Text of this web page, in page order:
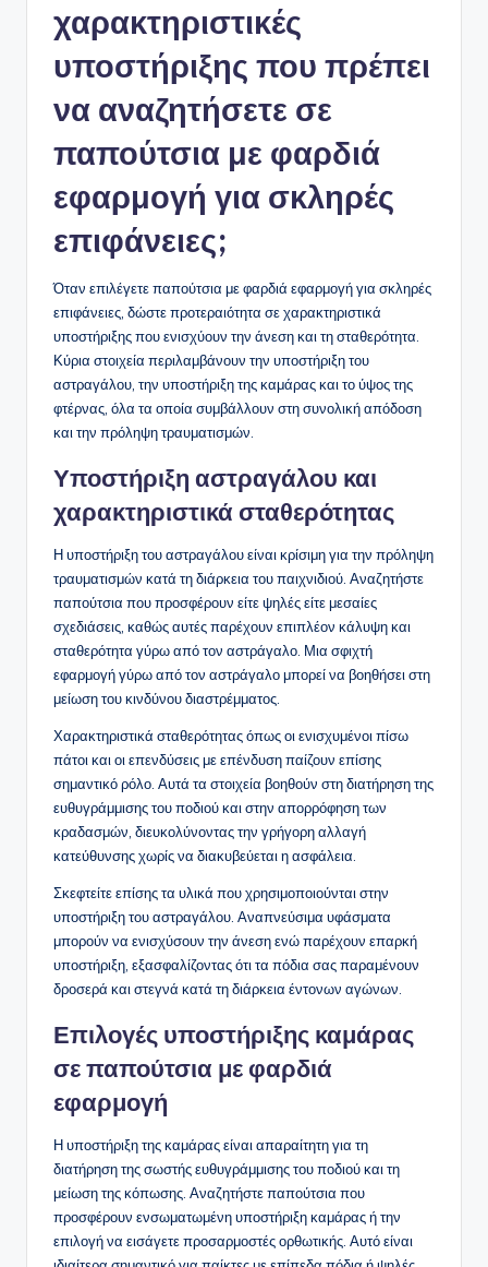
χαρακτηριστικές
υποστήριξης που πρέπει
να αναζητήσετε σε
παπούτσια με φαρδιά
εφαρμογή για σκληρές
επιφάνειες;
Όταν επιλέγετε παπούτσια με φαρδιά εφαρμογή για σκληρές
επιφάνειες, δώστε προτεραιότητα σε χαρακτηριστικά
υποστήριξης που ενισχύουν την άνεση και τη σταθερότητα.
Κύρια στοιχεία περιλαμβάνουν την υποστήριξη του
αστραγάλου, την υποστήριξη της καμάρας και το ύψος της
φτέρνας, όλα τα οποία συμβάλλουν στη συνολική απόδοση
και την πρόληψη τραυματισμών.
Υποστήριξη αστραγάλου και
χαρακτηριστικά σταθερότητας
Η υποστήριξη του αστραγάλου είναι κρίσιμη για την πρόληψη
τραυματισμών κατά τη διάρκεια του παιχνιδιού. Αναζητήστε
παπούτσια που προσφέρουν είτε ψηλές είτε μεσαίες
σχεδιάσεις, καθώς αυτές παρέχουν επιπλέον κάλυψη και
σταθερότητα γύρω από τον αστράγαλο. Μια σφιχτή
εφαρμογή γύρω από τον αστράγαλο μπορεί να βοηθήσει στη
μείωση του κινδύνου διαστρέμματος.
Χαρακτηριστικά σταθερότητας όπως οι ενισχυμένοι πίσω
πάτοι και οι επενδύσεις με επένδυση παίζουν επίσης
σημαντικό ρόλο. Αυτά τα στοιχεία βοηθούν στη διατήρηση της
ευθυγράμμισης του ποδιού και στην απορρόφηση των
κραδασμών, διευκολύνοντας την γρήγορη αλλαγή
κατεύθυνσης χωρίς να διακυβεύεται η ασφάλεια.
Σκεφτείτε επίσης τα υλικά που χρησιμοποιούνται στην
υποστήριξη του αστραγάλου. Αναπνεύσιμα υφάσματα
μπορούν να ενισχύσουν την άνεση ενώ παρέχουν επαρκή
υποστήριξη, εξασφαλίζοντας ότι τα πόδια σας παραμένουν
δροσερά και στεγνά κατά τη διάρκεια έντονων αγώνων.
Επιλογές υποστήριξης καμάρας
σε παπούτσια με φαρδιά
εφαρμογή
Η υποστήριξη της καμάρας είναι απαραίτητη για τη
διατήρηση της σωστής ευθυγράμμισης του ποδιού και τη
μείωση της κόπωσης. Αναζητήστε παπούτσια που
προσφέρουν ενσωματωμένη υποστήριξη καμάρας ή την
επιλογή να εισάγετε προσαρμοστές ορθωτικής. Αυτό είναι